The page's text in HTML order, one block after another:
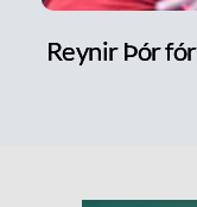
Reynir Þór